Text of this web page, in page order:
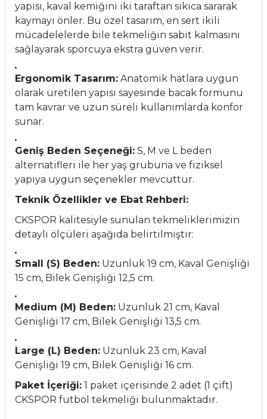
yapısı, kaval kemiğini iki taraftan sıkıca sararak
kaymayı önler. Bu özel tasarım, en sert ikili
mücadelelerde bile tekmeliğin sabit kalmasını
sağlayarak sporcuya ekstra güven verir.
Ergonomik Tasarım: Anatomik hatlara uygun
olarak üretilen yapısı sayesinde bacak formunu
tam kavrar ve uzun süreli kullanımlarda konfor
sunar.
Geniş Beden Seçeneği: S, M ve L beden
alternatifleri ile her yaş grubuna ve fiziksel
yapıya uygun seçenekler mevcuttur.
Teknik Özellikler ve Ebat Rehberi:
CKSPOR kalitesiyle sunulan tekmeliklerimizin
detaylı ölçüleri aşağıda belirtilmiştir:
Small (S) Beden: Uzunluk 19 cm, Kaval Genişliği
15 cm, Bilek Genişliği 12,5 cm.
Medium (M) Beden: Uzunluk 21 cm, Kaval
Genişliği 17 cm, Bilek Genişliği 13,5 cm.
Large (L) Beden: Uzunluk 23 cm, Kaval
Genişliği 19 cm, Bilek Genişliği 16 cm.
Paket İçeriği: 1 paket içerisinde 2 adet (1 çift)
CKSPOR futbol tekmeliği bulunmaktadır.